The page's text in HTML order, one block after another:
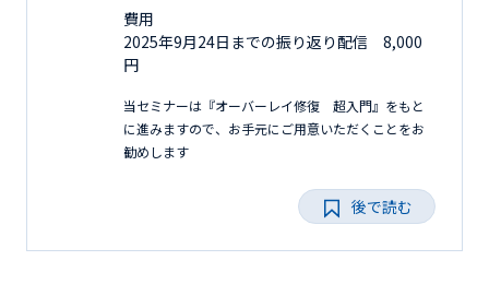
費用
2025年9月24日までの振り返り配信 8,000
円
当セミナーは『オーバーレイ修復 超入門』をもと
に進みますので、お手元にご用意いただくことをお
勧めします
後で読む